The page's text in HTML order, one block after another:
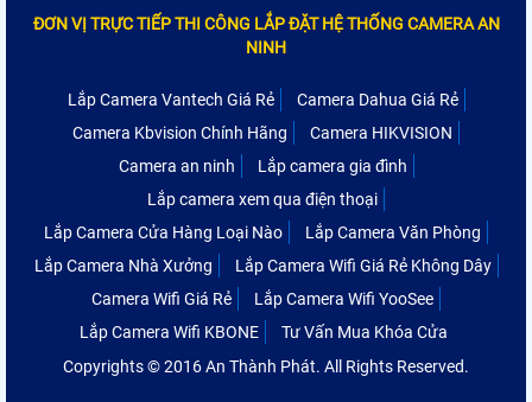
ĐƠN VỊ TRỰC TIẾP THI CÔNG LẮP ĐẶT HỆ THỐNG CAMERA AN
NINH
Lắp Camera Vantech Giá Rẻ
Camera Dahua Giá Rẻ
Camera Kbvision Chính Hãng
Camera HIKVISION
Camera an ninh
Lắp camera gia đình
Lắp camera xem qua điện thoại
Lắp Camera Cửa Hàng Loại Nào
Lắp Camera Văn Phòng
Lắp Camera Nhà Xưởng
Lắp Camera Wifi Giá Rẻ Không Dây
Camera Wifi Giá Rẻ
Lắp Camera Wifi YooSee
Lắp Camera Wifi KBONE
Tư Vấn Mua Khóa Cửa
Copyrights © 2016 An Thành Phát. All Rights Reserved.